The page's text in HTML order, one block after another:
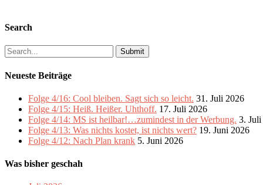
Search
Search
for:
Neueste Beiträge
Folge 4/16: Cool bleiben. Sagt sich so leicht. 31. Juli 2026
Folge 4/15: Heiß. Heißer. Uhthoff. 17. Juli 2026
Folge 4/14: MS ist heilbar!…zumindest in der Werbung. 3.
Folge 4/13: Was nichts kostet, ist nichts wert? 19. Juni 2026
Folge 4/12: Nach Plan krank 5. Juni 2026
Was bisher geschah